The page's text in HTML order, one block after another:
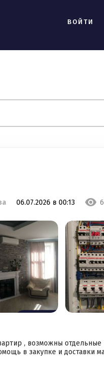
ВОЙТИ
06.07.2026 в 00:13
, возможны отдельные
в закупке и доставки